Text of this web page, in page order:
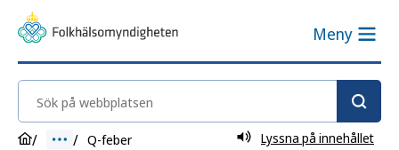
Meny
Sök på webbplatsen
Q-feber Lyssna på innehållet